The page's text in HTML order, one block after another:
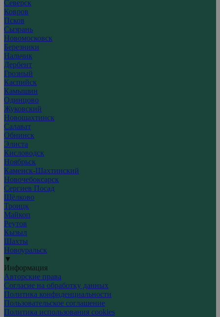
Северск
Ковров
Псков
Сызрань
Новомосковск
Березники
Нальчик
Дербент
Грозный
Каспийск
Камышин
Одинцово
Жуковский
Новошахтинск
Салават
Обнинск
Элиста
Кисловодск
Ноябрьск
Каменск-Шахтинский
Новочебоксарск
Сергиев Посад
Щёлково
Троицк
Майкоп
Реутов
Кызыл
Шахты
Новоуральск
▼
Информация
Авторские права
Согласие на обработку данных
Политика конфиденциальности
Пользовательское соглашение
Политика использования cookies